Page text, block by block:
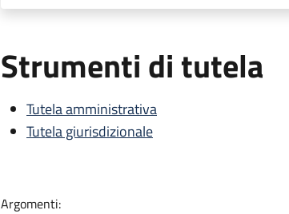
Strumenti di tutela
Tutela amministrativa
Tutela giurisdizionale
Argomenti: